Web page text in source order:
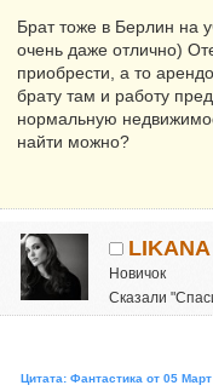
Брат тоже в Берлин на
очень даже отлично)
приобрести, а то
брату там и работу
нормальную
найти можно?
LIKANA
Новичок
Сказали
Цитата: Фантастика от 05